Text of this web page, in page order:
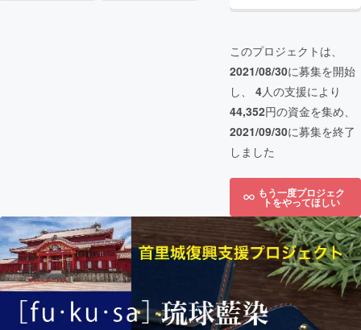
このプロジェクトは、
2021/08/30に募集を開始
し、 4人の支援により
44,352円の資金を集め、
2021/09/30に募集を終了
しました
もう一度プロジェク
トをやってほしい